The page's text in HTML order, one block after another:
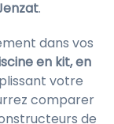
.
dans vos
en kit, en
votre
comparer
de